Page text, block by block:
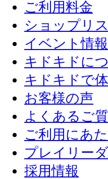
ご利用料金
ショップリ
イベント情報
キドキドに
キドキドで
お客様の声
よくあるご
ご利用にあ
プレイリー
採用情報